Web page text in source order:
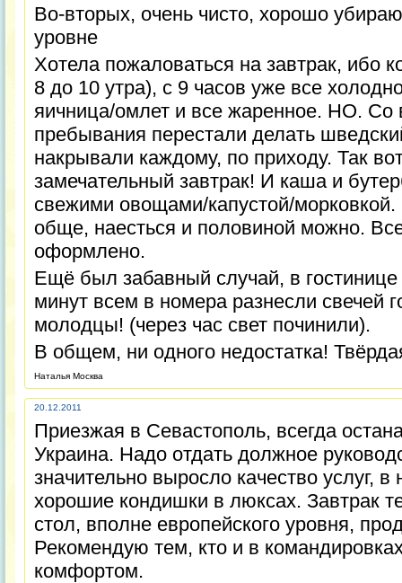
Во-вторых, очень чисто, хорошо
уровне
Хотела пожаловаться на завтрак, ибо
8 до 10 утра), с 9 часов уже все
яичница/омлет и все жаренное. НО. Со
пребывания перестали делать
накрывали каждому, по приходу. Так
замечательный завтрак! И каша и
свежими овощами/капустой/
обще, наесться и половиной можно.
оформлено.
Ещё был забавный случай, в
минут всем в номера разнесли свечей
молодцы! (через час свет починили).
В общем, ни одного недостатка!
Наталья Москва
20.12.2011
Приезжая в Севастополь, всегда
Украина. Надо отдать должное
значительно выросло качество услуг,
хорошие кондишки в люксах. Завтрак
стол, вполне европейского уровня,
Рекомендую тем, кто и в
комфортом.